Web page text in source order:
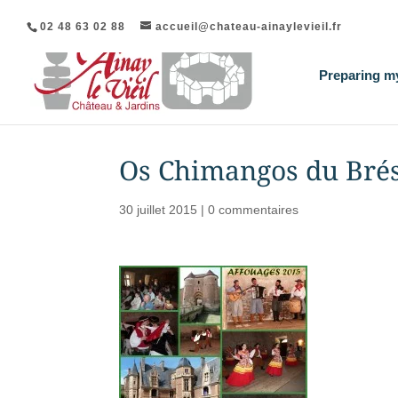
02 48 63 02 88 accueil@chateau-ainaylevieil.fr
Preparing
Os Chimangos du
30 juillet 2015 |0 commentaires